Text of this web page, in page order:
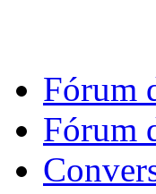
Fórum
Fórum